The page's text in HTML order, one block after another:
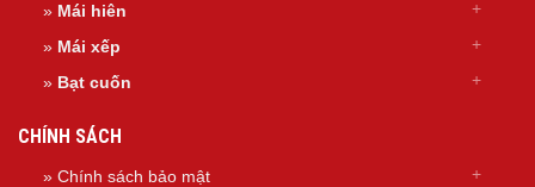
» Mái hiên
» Mái xếp
» Bạt cuốn
CHÍNH SÁCH
» Chính sách bảo mật